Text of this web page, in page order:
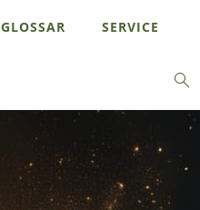
GLOSSAR SERVICE